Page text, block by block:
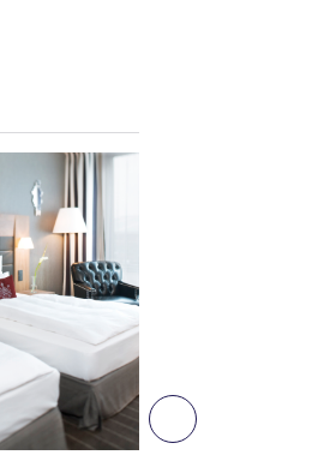
Próximo - Quarto